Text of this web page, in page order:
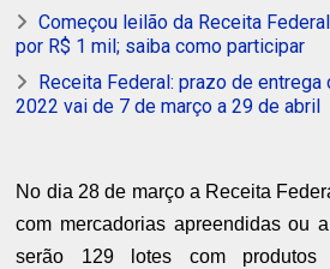
Começou leilão da Receita
por R$ 1 mil; saiba como participar
Receita Federal: prazo de
2022 vai de 7 de março a 29 de abril
No dia 28 de março a Receita
com mercadorias apreendidas ou
serão 129 lotes com produtos